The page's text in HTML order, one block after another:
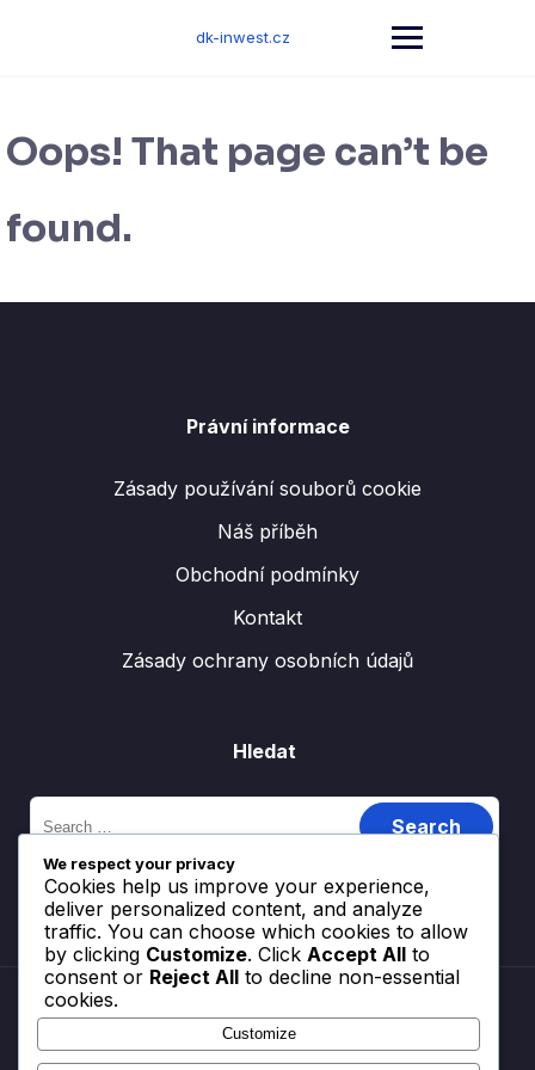
dk-inwest.cz
Oops! That page can’t be
found.
Právní informace
Zásady používání souborů cookie
Náš příběh
Obchodní podmínky
Kontakt
Zásady ochrany osobních údajů
Hledat
Search
for:
Zásady používání souborů cookie
Náš příběh
We respect your privacy
Cookies help us improve your experience,
deliver personalized content, and analyze
traffic. You can choose which cookies to allow
by clicking Customize. Click Accept All to
consent or Reject All to decline non-essential
cookies.
Customize